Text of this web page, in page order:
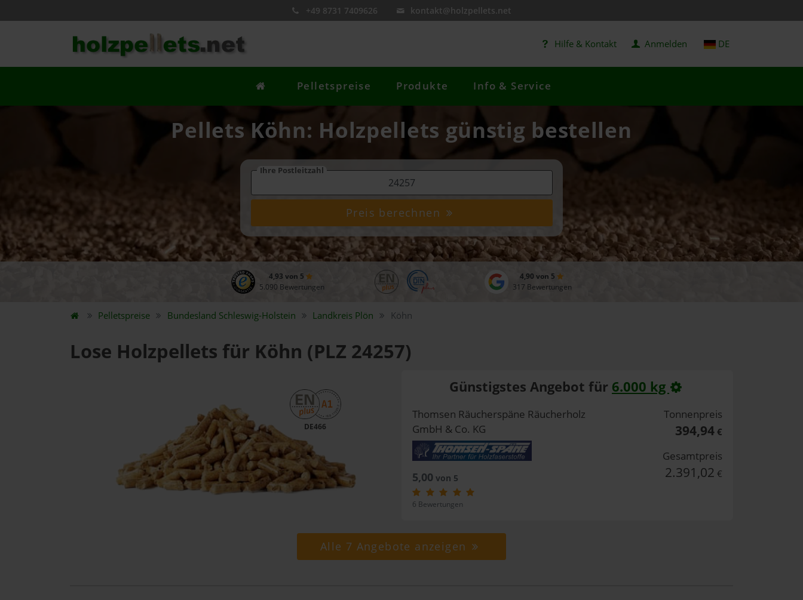
+49 8731 7409626 kontakt@holzpellets.net
Hilfe & Kontakt Anmelden DE
Pelletspreise Produkte Info & Service
Pellets Köhn: Holzpellets günstig bestellen
Ihre Postleitzahl
Preis berechnen
4,93 von 5
5.090 Bewertungen
4,90 von 5
317 Bewertungen
Pelletspreise Bundesland Schleswig-Holstein Landkreis Plön Köhn
Lose Holzpellets für Köhn (PLZ 24257)
DE466
Günstigstes Angebot für 6.000 kg
Thomsen Räucherspäne Räucherholz
GmbH & Co. KG
5,00 von 5
6 Bewertungen
Tonnenpreis
394,94€
Gesamtpreis
2.391,02 €
Alle 7 Angebote anzeigen